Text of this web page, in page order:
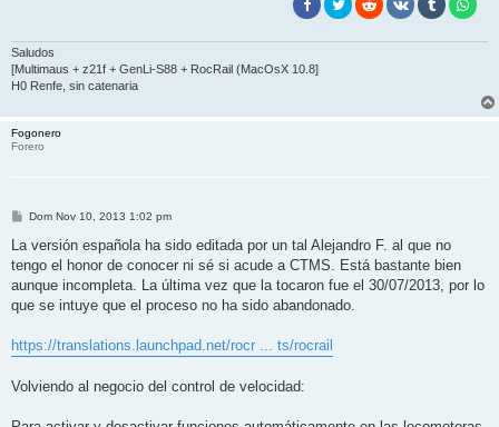
Saludos
[Multimaus + z21f + GenLi-S88 + RocRail (MacOsX 10.8]
H0 Renfe, sin catenaria
Fogonero
Forero
M
n
a
j
Dom Nov 10, 2013 1:02 pm
La versión española ha sido editada por un tal Alejandro F. al que no
tengo el honor de conocer ni sé si acude a CTMS. Está bastante bien
aunque incompleta. La última vez que la tocaron fue el 30/07/2013, por lo
que se intuye que el proceso no ha sido abandonado.
https://translations.launchpad.net/rocr ... ts/rocrail
Volviendo al negocio del control de velocidad: